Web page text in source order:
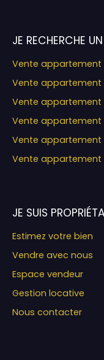
JE RECHERCHE
Vente appartement
Vente appartement
Vente appartement
Vente appartement
Vente appartement
Vente appartement
JE SUIS
Estimez votre bien
Vendre avec nous
Espace vendeur
Gestion locative
Nous contacter